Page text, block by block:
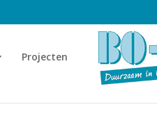
Projecten